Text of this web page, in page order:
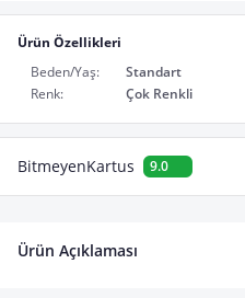
Ürün Özellikleri
Beden/Yaş:
Standart
Renk:
Çok Renkli
BitmeyenKartus 9.0
Ürün Açıklaması